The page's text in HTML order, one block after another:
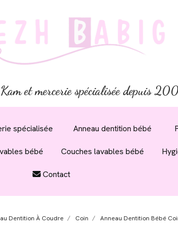
et mercerie spécialisée depuis
spécialisée Anneau dentition bébé
bébé Couches lavables bébé
Contact
Dentition À Coudre Coin Anneau Dentition Bébé